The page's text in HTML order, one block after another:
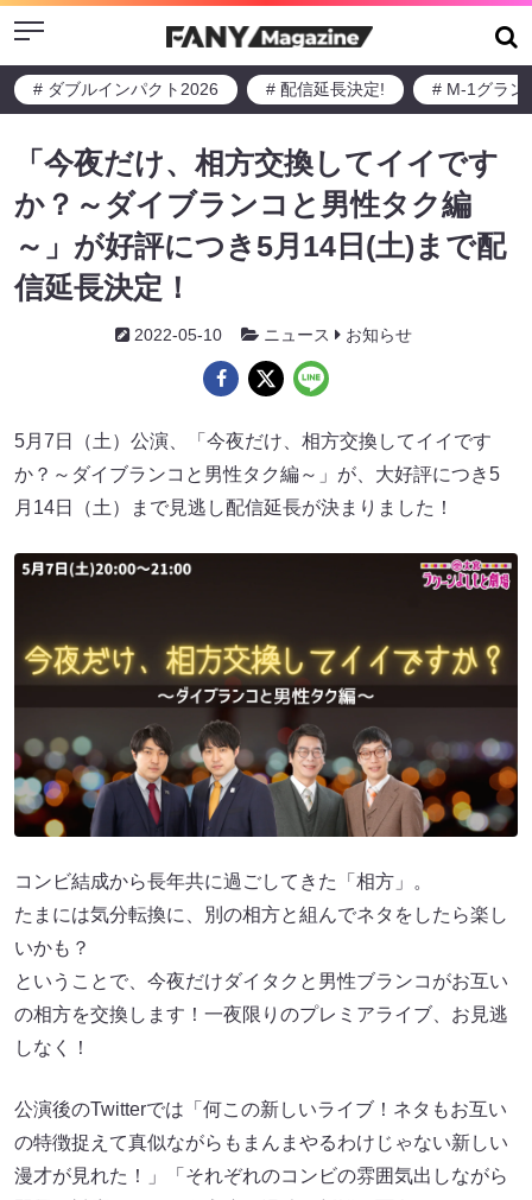
Menu
# ダブルインパクト2026 # 配信延長決定! # M-1グラン
「今夜だけ、相方交換してイイです
か？～ダイブランコと男性タク編
～」が好評につき5月14日(土)まで配
信延長決定！
2022-05-10 ニュース お知らせ
5月7日（土）公演、「今夜だけ、相方交換してイイです
か？～ダイブランコと男性タク編～」が、大好評につき5
月14日（土）まで見逃し配信延長が決まりました！
コンビ結成から長年共に過ごしてきた「相方」。
たまには気分転換に、別の相方と組んでネタをしたら楽し
いかも？
ということで、今夜だけダイタクと男性ブランコがお互い
の相方を交換します！一夜限りのプレミアライブ、お見逃
しなく！
公演後のTwitterでは「何この新しいライブ！ネタもお互い
の特徴捉えて真似ながらもまんまやるわけじゃない新しい
漫才が見れた！」「それぞれのコンビの雰囲気出しながら